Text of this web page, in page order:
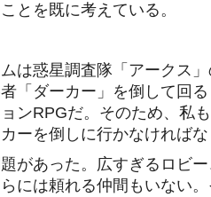
とを既に考えている。
は惑星調査隊「アークス
「ダーカー」を倒して回
ンRPGだ。そのため、私
ーを倒しに行かなければ
があった。広すぎるロビ
らには頼れる仲間もいない